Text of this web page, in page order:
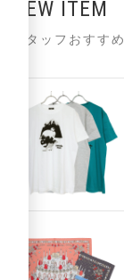
NEW ITEM
スタッフおすす